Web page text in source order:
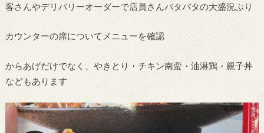
客さんやデリバリーオーダーで店員さんバタバタの大盛況ぶり
カウンターの席についてメニューを確認
からあげだけでなく、やきとり・チキン南蛮・油淋鶏・親子丼
などもあります